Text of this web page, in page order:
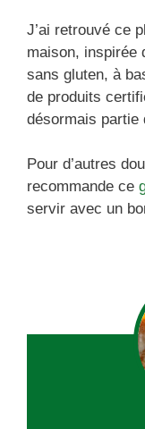
J’ai retrouvé ce
maison, inspirée
sans gluten, à
de produits
désormais partie
Pour d’autres
recommande ce
servir avec un